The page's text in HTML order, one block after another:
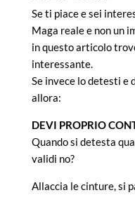
Se ti piace e sei
Maga reale e non un
in questo articolo
interessante.
Se invece lo detesti
allora:
DEVI PROPRIO
Quando si detesta
validi no?
Allaccia le cinture, si